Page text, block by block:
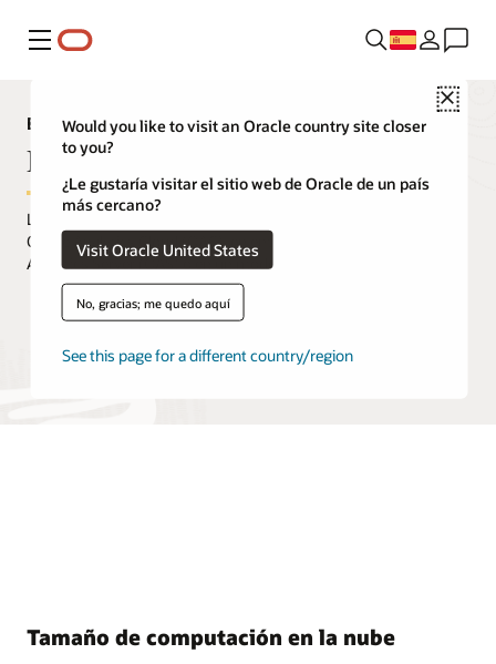
Menú
Close
Would you like to visit an Oracle country site closer
to you?
¿Le gustaría visitar el sitio web de Oracle de un país
más cercano?
Visit Oracle United States
No, gracias; me quedo aquí
See this page for a different country/region
Explorador de capacidades de Analytics
Despliegue
La plataforma Oracle Analytics está disponible en la nube con
Oracle Analytics Cloud (OAC), en entornos locales con Oracle
Analytics Server (OAS) o en un modelo híbrido.
Solicita una demostración
Tamaño de computación en la nube